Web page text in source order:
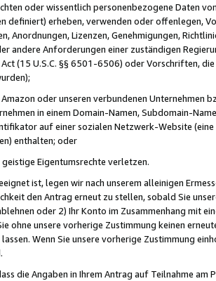
oder wissentlich personenbezogene Daten
definiert) erheben, verwenden oder offenlegen,
Anordnungen, Lizenzen, Genehmigungen,
andere Anforderungen einer zuständigen
(15 U.S.C. §§ 6501-6506) oder Vorschriften,
oder unseren verbundenen Unternehmen
in einem Domain-Namen, Subdomain-
auf einer sozialen Netzwerk-Website
enthalten; oder
Eigentumsrechte verletzen.
ist, legen wir nach unserem alleinigen
den Antrag erneut zu stellen, sobald Sie
oder 2) Ihr Konto im Zusammenhang mit
ohne unsere vorherige Zustimmung keinen
Wenn Sie unsere vorherige Zustimmung
die Angaben in Ihrem Antrag auf Teilnahme